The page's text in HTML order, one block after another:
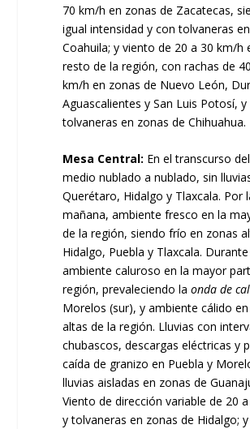
70 km/h en zonas de Zacatecas,
igual intensidad y con tolvaneras
Coahuila; y viento de 20 a 30 km/h
resto de la región, con rachas de
km/h en zonas de Nuevo León,
Aguascalientes y San Luis Potosí, y
tolvaneras en zonas de Chihuahua.
Mesa Central: En el transcurso
medio nublado a nublado, sin
Querétaro, Hidalgo y Tlaxcala. Por
mañana, ambiente fresco en la
de la región, siendo frío en zonas
Hidalgo, Puebla y Tlaxcala.
ambiente caluroso en la mayor
región, prevaleciendo la onda de
Morelos (sur), y ambiente cálido
altas de la región. Lluvias con
chubascos, descargas eléctricas y
caída de granizo en Puebla y
lluvias aisladas en zonas de
Viento de dirección variable de 20
y tolvaneras en zonas de Hidalgo;